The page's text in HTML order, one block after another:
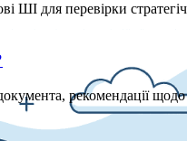
ШІ для перевірки
рекомендації